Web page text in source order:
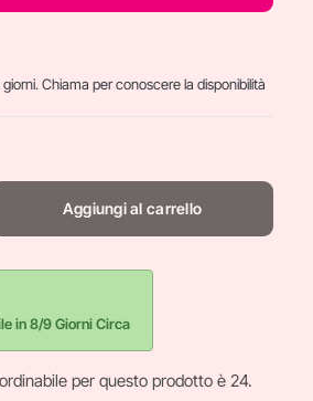
giorni. Chiama per conoscere la disponibilità
Aggiungi al carrello
in 8/9 Giorni Circa
per questo prodotto è 24.